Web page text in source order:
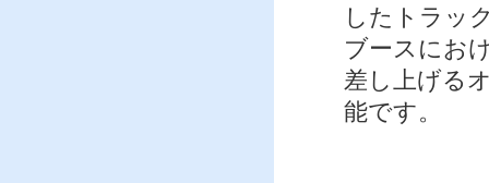
したトラッ
ブースにお
差し上げる
能です。